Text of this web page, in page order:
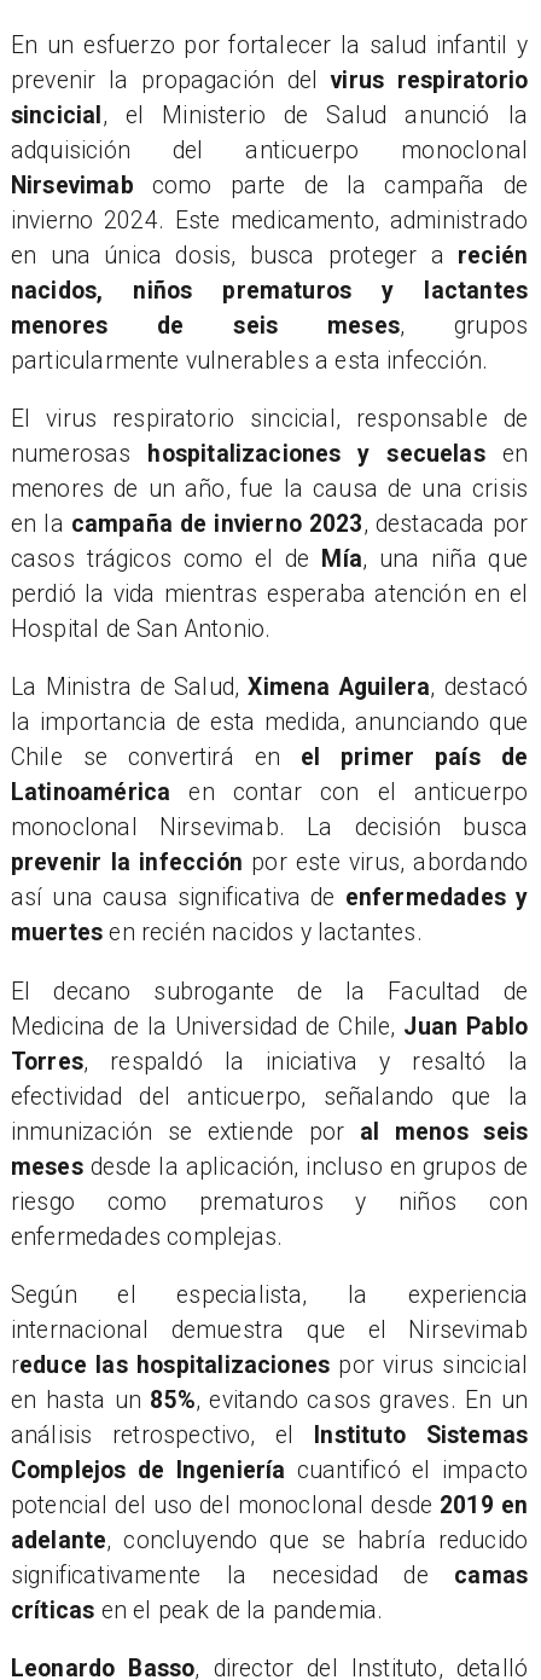
​En un esfuerzo por fortalecer la salud infantil y
prevenir la propagación delvirus respiratorio
sincicial , el Ministerio de Salud anunció la
adquisición del anticuerpo monoclonal
Nirsevimab como parte de la campaña de
invierno 2024. Este medicamento, administrado
en una única dosis, busca proteger a recién
nacidos, niños prematuros y lactantes
menores de seis meses, grupos
particularmente vulnerables a esta infección.
​El virus respiratorio sincicial, responsable de
numerosas hospitalizaciones y secuelas en
menores de un año, fue la causa de una crisis
en la campaña de invierno 2023, destacada por
casos trágicos como el de
Mía, una niña que
perdió la vida mientras esperaba atención en el
Hospital de San Antonio.
​La Ministra de Salud,Ximena Aguilera, destacó
la importancia de esta medida, anunciando que
Chile se convertirá en el primer país de
Latinoamérica en contar con el anticuerpo
monoclonal Nirsevimab. La decisión busca
prevenir la infección por este virus, abordando
así una causa significativa de enfermedades y
muertes en recién nacidos y lactantes.
​El decano subrogante de la Facultad de
Medicina de la Universidad de Chile, Juan Pablo
Torres, respaldó la iniciativa y resaltó la
efectividad del anticuerpo, señalando que la
inmunización se extiende por al menos seis
mesesdesde la aplicación, incluso en grupos de
riesgo como prematuros y niños con
enfermedades complejas.
​Según el especialista, la experiencia
internacional demuestra que el Nirsevimab
reduce las hospitalizaciones por virus sincicial
en hasta un 85%, evitando casos graves. En un
análisis retrospectivo, el
Instituto Sistemas
Complejos de Ingeniería cuantificó el impacto
potencial del uso del monoclonal desde 2019 en
adelante, concluyendo que se habría reducido
significativamente la necesidad de camas
críticas en el peak de la pandemia.
​Leonardo Basso, director del Instituto, detalló